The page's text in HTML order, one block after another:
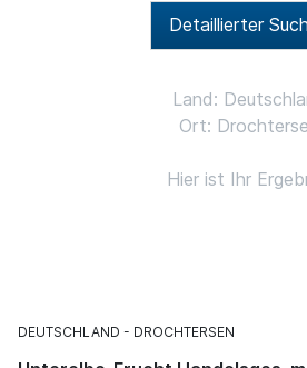
Detaillierter
Land:
Ort:
Hier ist Ihr
DEUTSCHLAND DROCHTERSEN